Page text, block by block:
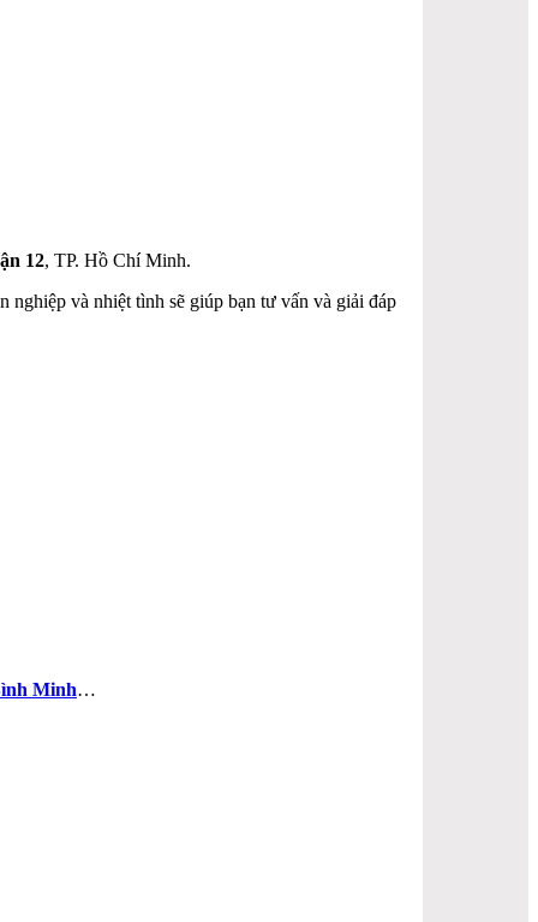
12, TP. Hồ Chí Minh.
nghiệp và nhiệt tình sẽ giúp bạn tư vấn và giải đáp
Minh…